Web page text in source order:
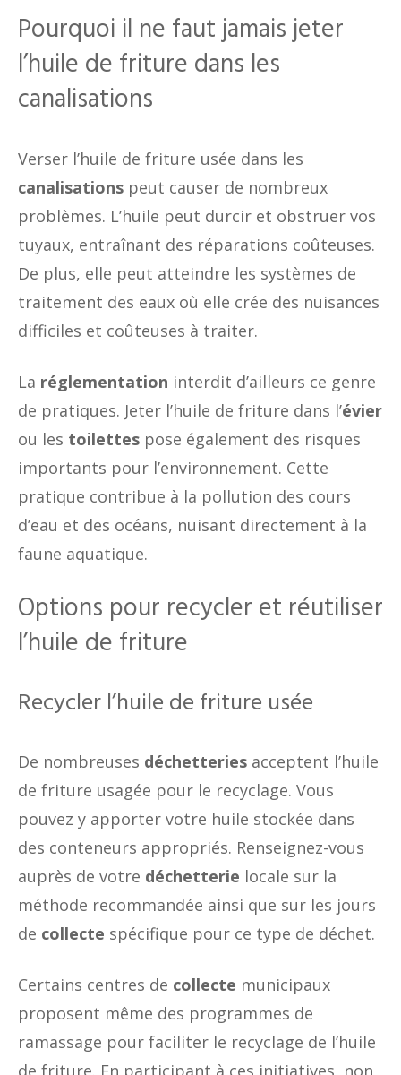
Pourquoi il ne faut jamais jeter
l’huile de friture dans les
canalisations
Verser l’huile de friture usée dans les
canalisations peut causer de nombreux
problèmes. L’huile peut durcir et obstruer vos
tuyaux, entraînant des réparations coûteuses.
De plus, elle peut atteindre les systèmes de
traitement des eaux où elle crée des nuisances
difficiles et coûteuses à traiter.
La réglementation interdit d’ailleurs ce genre
de pratiques. Jeter l’huile de friture dans l’évier
ou les toilettes pose également des risques
importants pour l’environnement. Cette
pratique contribue à la pollution des cours
d’eau et des océans, nuisant directement à la
faune aquatique.
Options pour recycler et réutiliser
l’huile de friture
Recycler l’huile de friture usée
De nombreuses déchetteries acceptent l’huile
de friture usagée pour le recyclage. Vous
pouvez y apporter votre huile stockée dans
des conteneurs appropriés. Renseignez-vous
auprès de votre déchetterie locale sur la
méthode recommandée ainsi que sur les jours
de collecte spécifique pour ce type de déchet.
Certains centres de collecte municipaux
proposent même des programmes de
ramassage pour faciliter le recyclage de l’huile
de friture. En participant à ces initiatives, non